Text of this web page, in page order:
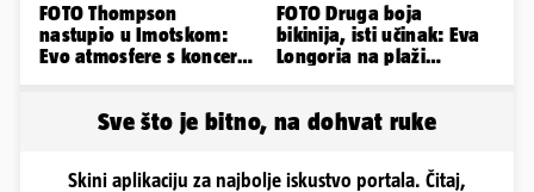
FOTO Thompson
nastupio u Imotskom:
Evo atmosfere s koncerta
FOTO Druga boja
bikinija, isti učinak: Eva
Longoria na plaži
Sve što je bitno, na dohvat ruke
Skini aplikaciju za najbolje iskustvo portala. Čitaj,